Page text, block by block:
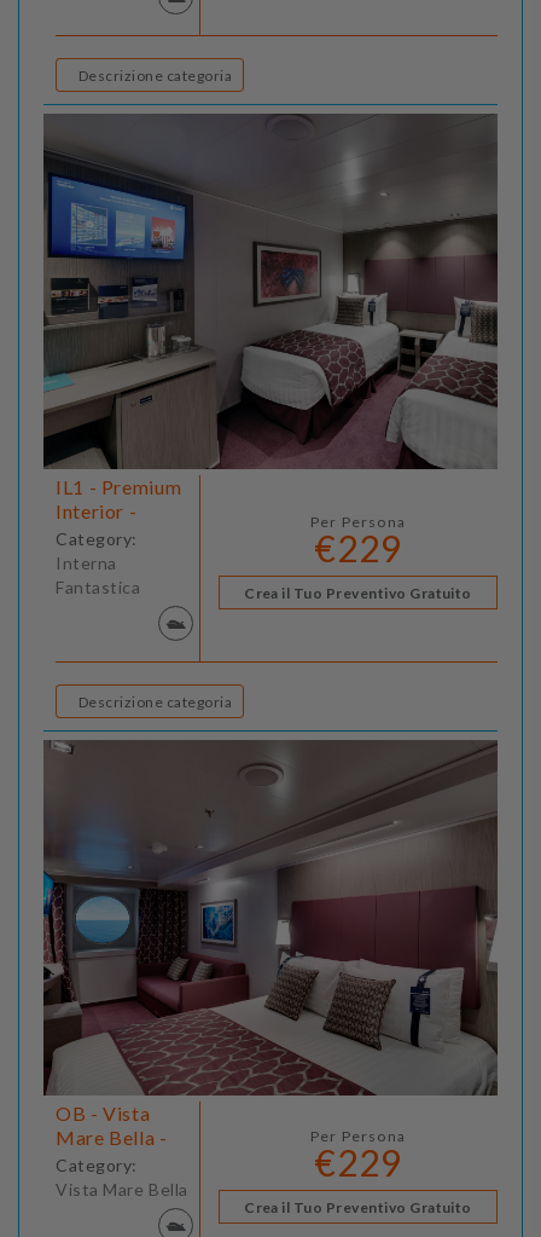
Descrizione categoria
IL1 - Premium
Interior -
Category:
Interna
Fantastica
Per Persona
€229
Crea il Tuo Preventivo Gratuito
Descrizione categoria
OB - Vista
Mare Bella -
Category:
Vista Mare Bella
Per Persona
€229
Crea il Tuo Preventivo Gratuito